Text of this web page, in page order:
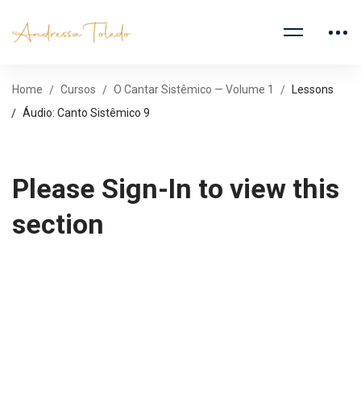
Home Cursos O Cantar Sistêmico — Volume 1
Lessons
Áudio: Canto Sistêmico 9
Please Sign-In to view this
section